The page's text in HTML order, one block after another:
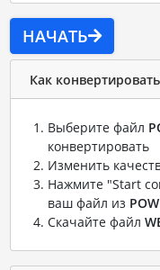
НАЧАТЬ
Как
Выберите файл
конвертировать
Изменить
Нажмите "Start
ваш файл из
Скачайте файл